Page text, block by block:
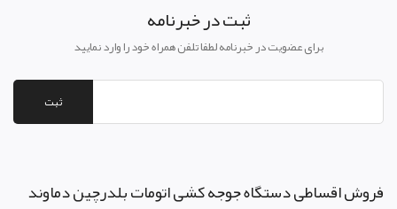
ثبت در خبرنامه
برای عضویت در خبرنامه لطفا تلفن همراه خود را وارد نمایید
ثبت
فروش اقساطی دستگاه جوجه کشی اتومات بلدرچین دماوند